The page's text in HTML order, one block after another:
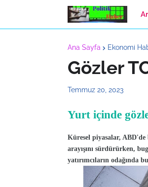
Ana Sayfa Ekonomi
Gözler
Temmuz 20, 2023
Yurt içinde
Küresel piyasalar, ABD'de
arayışını sürdürürken,
yatırımcıların odağında